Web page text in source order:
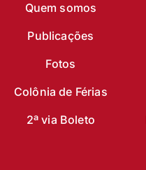
Quem somos
Publicações
Fotos
Colônia de Férias
2ª via Boleto